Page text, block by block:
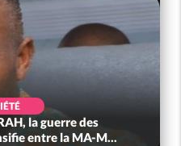
la guerre des
entre la MA-M...